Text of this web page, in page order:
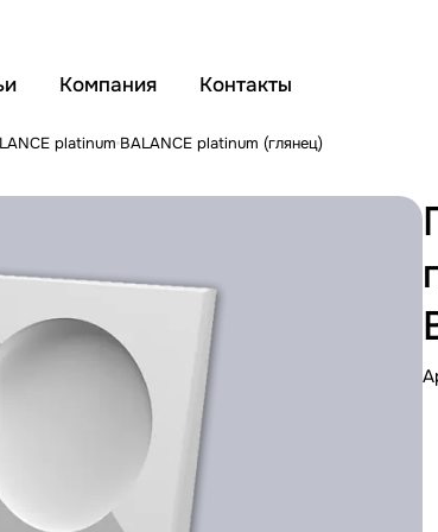
Компания Контакты
platinum BALANCE platinum (глянец)